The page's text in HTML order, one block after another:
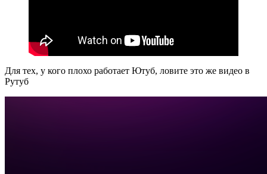
Для тех, у кого плохо работает Ютуб, ловите это же видео в
Рутуб